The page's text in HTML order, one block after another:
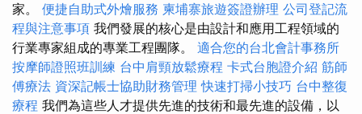
家。 便捷自助式外燴服務 柬埔寨旅遊簽證辦理 公司登記流
程與注意事項 我們發展的核心是由設計和應用工程領域的
行業專家組成的專業工程團隊。 適合您的台北會計事務所
按摩師證照班訓練 台中肩頸放鬆療程 卡式台胞證介紹 筋師
傅療法 資深記帳士協助財務管理 快速打掃小技巧 台中整復
療程 我們為這些人才提供先進的技術和最先進的設備，以